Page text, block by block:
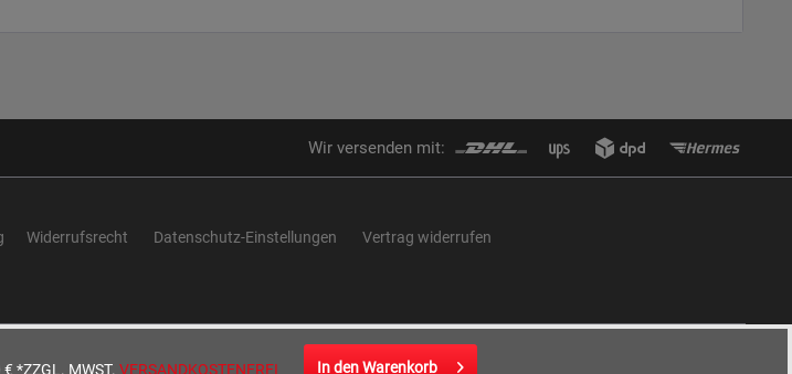
Wir versenden mit:
Widerrufsrecht Datenschutz-Einstellungen Vertrag widerrufen
€ *ZZGL. MWST. VERSANDKOSTENFREI In denWarenkorb